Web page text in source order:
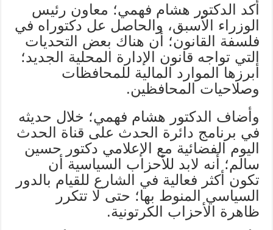
أكد الدكتور هشام فهمي؛ معاون رئيس
الوزراء الأسبق، والحاصل عل دكتوراه في
فلسفة القانون؛ أن هناك بعض التحديات
التي تواجه قانون الإدارة المحلية الجديد؛
أبرزها الموارد المالية للمحافظات
وصلاحيات المحافظين.
وأضاف الدكتور هشام فهمي؛ خلال حديثه
في برنامج دائرة الحدث على قناة الحدث
اليوم الفضائية مع الإعلامي دكتور حسين
سالم؛ أنه لابد للأحزاب السياسية أن
تكون أكثر فعالية في الشارع للقيام بالدور
السياسي المنوط بها؛ حتى لا تتكرر
ظاهرة الأحزاب الكرتونية.